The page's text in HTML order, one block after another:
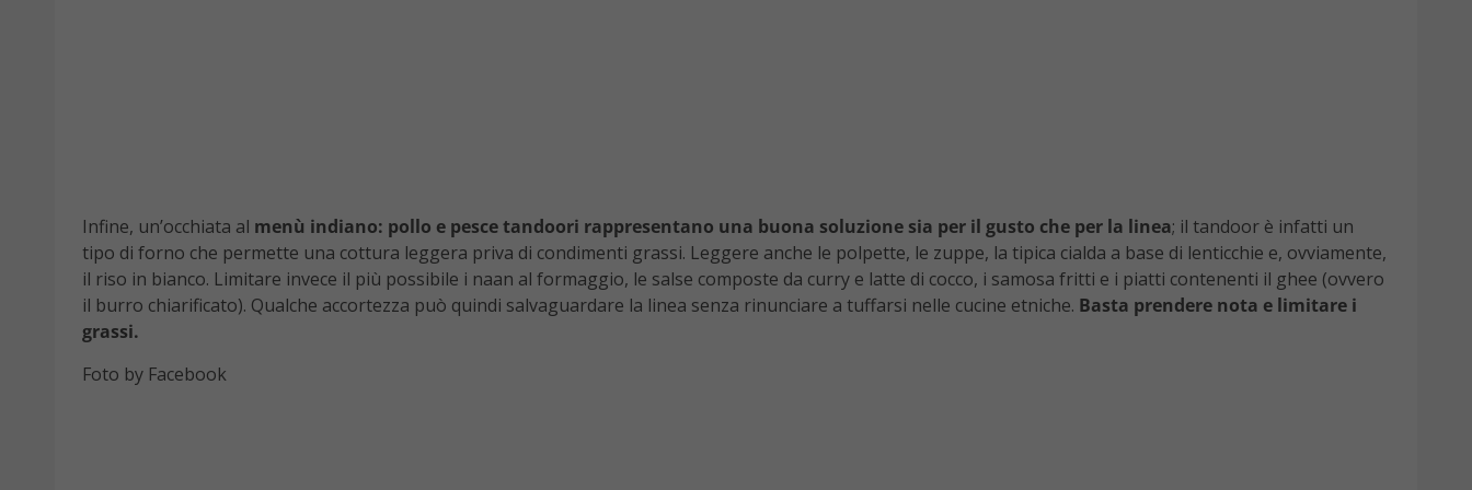
Infine, un’occhiata al menù indiano: pollo e pesce tandoori rappresentano una buona soluzione sia per il gusto che per la linea; il tandoor è infatti un
tipo di forno che permette una cottura leggera priva di condimenti grassi. Leggere anche le polpette, le zuppe, la tipica cialda a base di lenticchie e, ovviamente,
il riso in bianco. Limitare invece il più possibile i naan al formaggio, le salse composte da curry e latte di cocco, i samosa fritti e i piatti contenenti il ghee (ovvero
il burro chiarificato). Qualche accortezza può quindi salvaguardare la linea senza rinunciare a tuffarsi nelle cucine etniche. Basta prendere nota e limitare i
grassi.
Foto by Facebook